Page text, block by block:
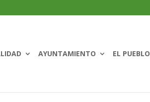
AYUNTAMIENTO EL PUEBLO